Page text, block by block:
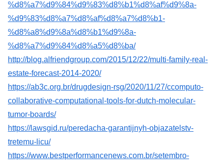
%d8%a7%d9%84%d9%83%d8%b1%d8%af%d9%8a-
%d9%83%d8%a7%d8%af%d8%a7%d8%b1-
%d8%a8%d9%8a%d8%b1%d9%8a-
%d8%a7%d9%84%d8%a5%d8%ba/
http://blog.alfriendgroup.com/2015/12/22/multi-family-real-
estate-forecast-2014-2020/
https://ab3c.org.br/drugdesign-rsg/2020/11/27/ccomputo-
collaborative-computational-tools-for-dutch-molecular-
tumor-boards/
https://lawsgid.ru/peredacha-garantijnyh-objazatelstv-
tretemu-licu/
https://www.bestperformancenews.com.br/setembro-